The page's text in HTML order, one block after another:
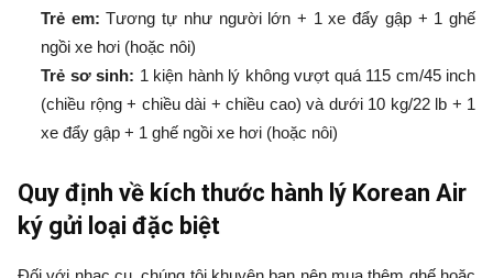
Trẻ em: Tương tự như người lớn + 1 xe đẩy gập + 1 ghế
ngồi xe hơi (hoặc nôi)
Trẻ sơ sinh: 1 kiện hành lý không vượt quá 115 cm/45 inch
(chiều rộng + chiều dài + chiều cao) và dưới 10 kg/22 lb + 1
xe đẩy gập + 1 ghế ngồi xe hơi (hoặc nôi)
Quy định về kích thước hành lý Korean Air
ký gửi loại đặc biệt